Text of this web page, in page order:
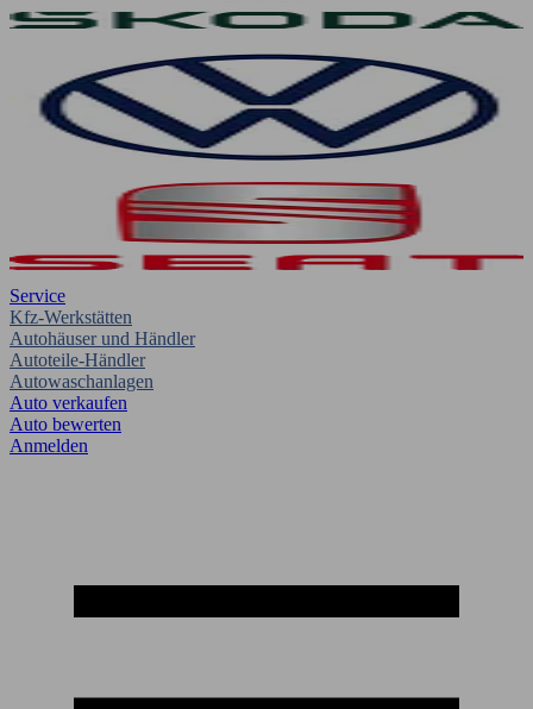
Service
Kfz-Werkstätten
Autohäuser und Händler
Autoteile-Händler
Autowaschanlagen
Auto verkaufen
Auto bewerten
Anmelden